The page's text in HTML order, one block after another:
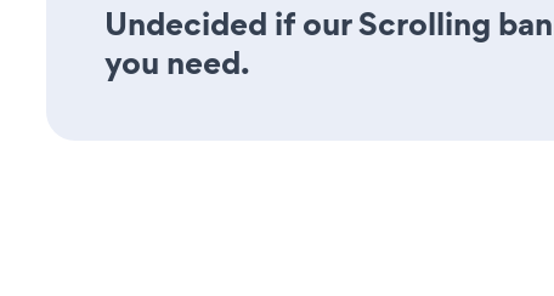
Undecided if our Scrolling
you need.